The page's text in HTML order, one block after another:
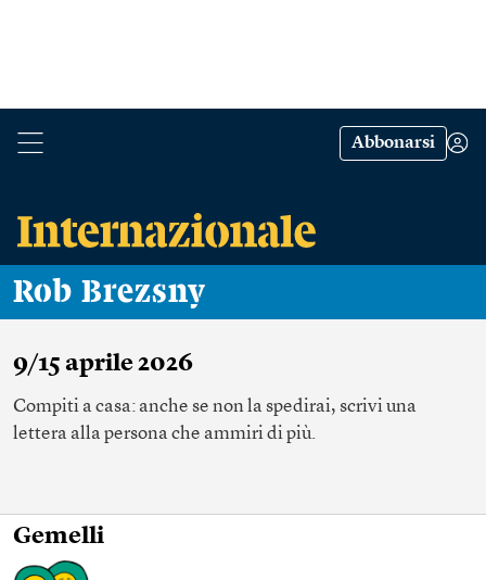
Abbonarsi
Rob Brezsny
9/15 aprile 2026
Compiti a casa: anche se non la spedirai, scrivi una
lettera alla persona che ammiri di più.
Gemelli